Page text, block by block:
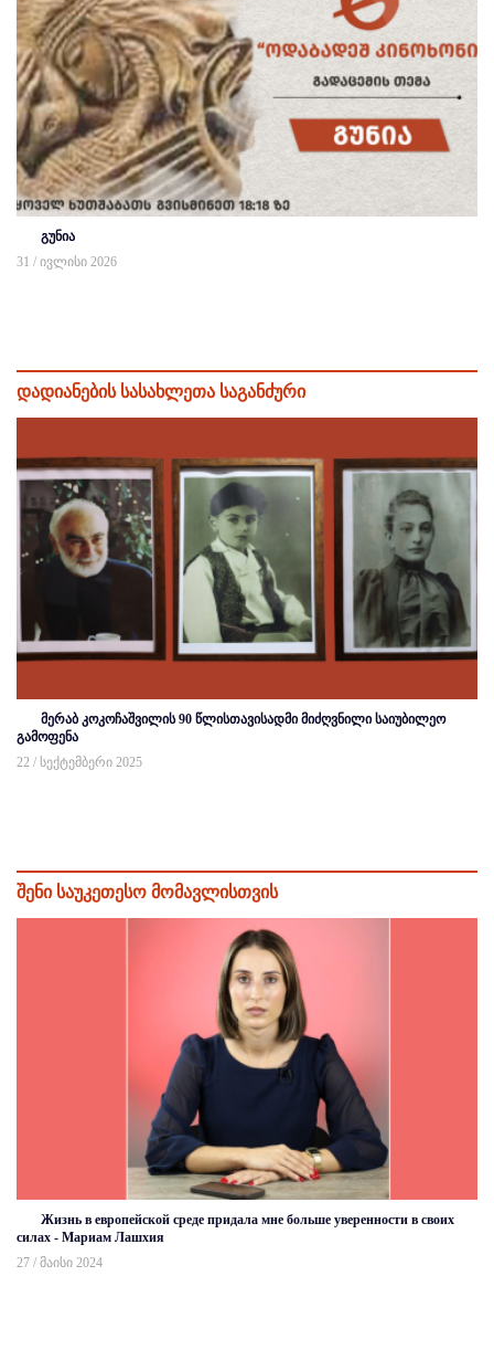
გუნია
31 / ივლისი 2026
დადიანების სასახლეთა საგანძური
მერაბ კოკოჩაშვილის 90 წლისთავისადმი მიძღვნილი საიუბილეო
გამოფენა
22 / სექტემბერი 2025
შენი საუკეთესო მომავლისთვის
Жизнь в европейской среде придала мне больше уверенности в своих
силах - Мариам Лашхия
27 / მაისი 2024